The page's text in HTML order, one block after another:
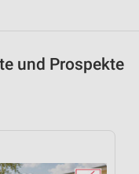
und Prospekte
oder